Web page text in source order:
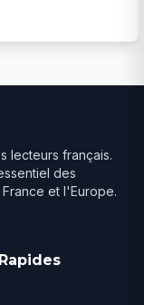
lecteurs français.
des
et l'Europe.